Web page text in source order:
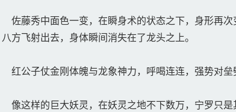
佐藤秀中面色一变，在瞬身术的状态之下，身形再
八方飞射出去，身体瞬间消失在了龙头之上。
红公子仗金刚体魄与龙象神力，呼喝连连，强势对垒
像这样的巨大妖灵，在妖灵之地不下数万，宁罗只